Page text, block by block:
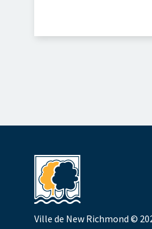
Ville de New Richmond ©